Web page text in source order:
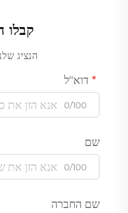
קבלו
הנציג
דוא"ל
0/100
שם
0/100
שם החברה